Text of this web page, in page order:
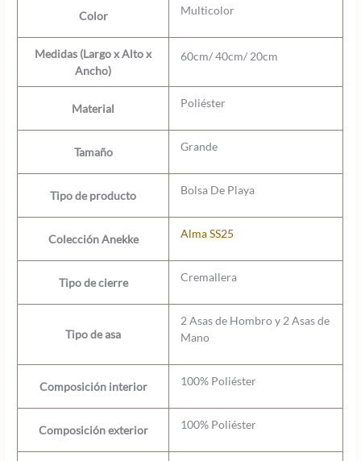
Color Multicolor
Medidas (Largo x Alto x
Ancho)
60cm/ 40cm/ 20cm
Material Poliéster
Tamaño Grande
Tipo de producto Bolsa De Playa
Colección Anekke Alma SS25
Tipo de cierre Cremallera
Tipo de asa
2 Asas de Hombro y 2 Asas de
Mano
Composición interior 100% Poliéster
Composición exterior 100% Poliéster